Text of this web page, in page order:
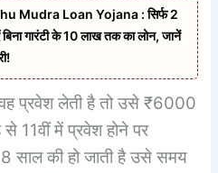
Mudra Loan Yojana : सिर्फ 2
बिना गारंटी के 10 लाख तक का लोन, जानें
प्रवेश लेती है तो उसे ₹6000
से 11वीं में प्रवेश होने पर
साल की हो जाती है उसे समय